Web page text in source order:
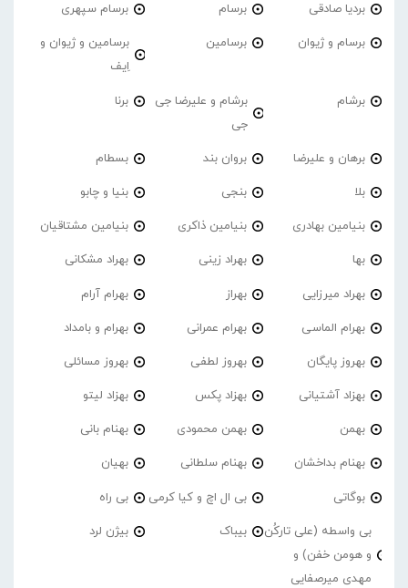
بردیا صادقی برسام برسام سپهری
برسام و ژیوان برسامین
برسامین و ژیوان و
اِیف
برشام
برشام و علیرضا جی
جی
برنا
برهان و علیرضا بروان بند بسطام
بلا بنجی بنیا و چابو
بنیامین بهادری بنیامین ذاکری بنیامین مشتاقیان
بها بهراد زینی بهراد مشکانی
بهراد میرزایی بهراز بهرام آرام
بهرام الماسی بهرام عمرانی بهرام و بامداد
بهروز پایگان بهروز لطفی بهروز مسائلی
بهزاد آشتیانی بهزاد پکس بهزاد لیتو
بهمن بهمن محمودی بهنام بانی
بهنام بداخشان بهنام سلطانی بهیان
بوگاتی بی ال اچ و کیا کرمی بی راه
بی واسطه (علی تارکُن
و هومن خفن) و
مهدی میرصفایی
بیباک بیژن لرد